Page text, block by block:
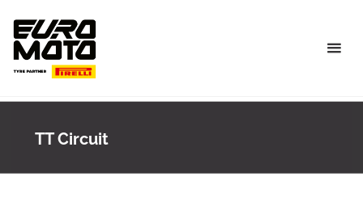
content
TT Circuit